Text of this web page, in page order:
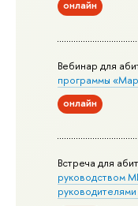
онлайн
Вебинар для
программы
онлайн
Встреча для
руководством